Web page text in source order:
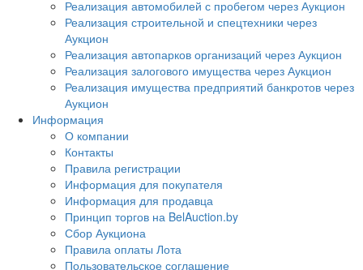
Реализация автомобилей с пробегом через Аукцион
Реализация строительной и спецтехники через
Аукцион
Реализация автопарков организаций через Аукцион
Реализация залогового имущества через Аукцион
Реализация имущества предприятий банкротов через
Аукцион
Информация
О компании
Контакты
Правила регистрации
Информация для покупателя
Информация для продавца
Принцип торгов на BelAuction.by
Сбор Аукциона
Правила оплаты Лота
Пользовательское соглашение